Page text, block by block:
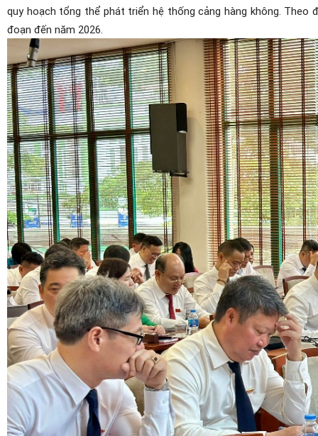
quy hoạch tổng thể phát triển hệ thống cảng hàng không. Theo
đoạn đến năm 2026.